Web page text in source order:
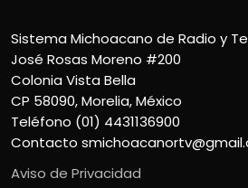
Sistema Michoacano de Radio y
José Rosas Moreno #200
Colonia Vista Bella
CP 58090, Morelia, México
Teléfono (01) 4431136900
Contacto
Aviso de Privacidad